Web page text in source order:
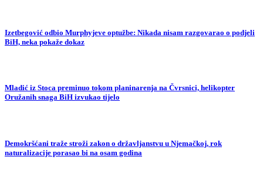
Izetbegović odbio Murphyjeve optužbe: Nikada nisam razgovarao o podjeli
BiH, neka pokaže dokaz
Mladić iz Stoca preminuo tokom planinarenja na Čvrsnici, helikopter
Oružanih snaga BiH izvukao tijelo
Demokršćani traže stroži zakon o državljanstvu u Njemačkoj, rok
naturalizacije porasao bi na osam godina